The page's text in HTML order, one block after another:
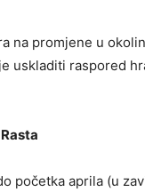
na promjene u
uskladiti raspored
početka aprila (u